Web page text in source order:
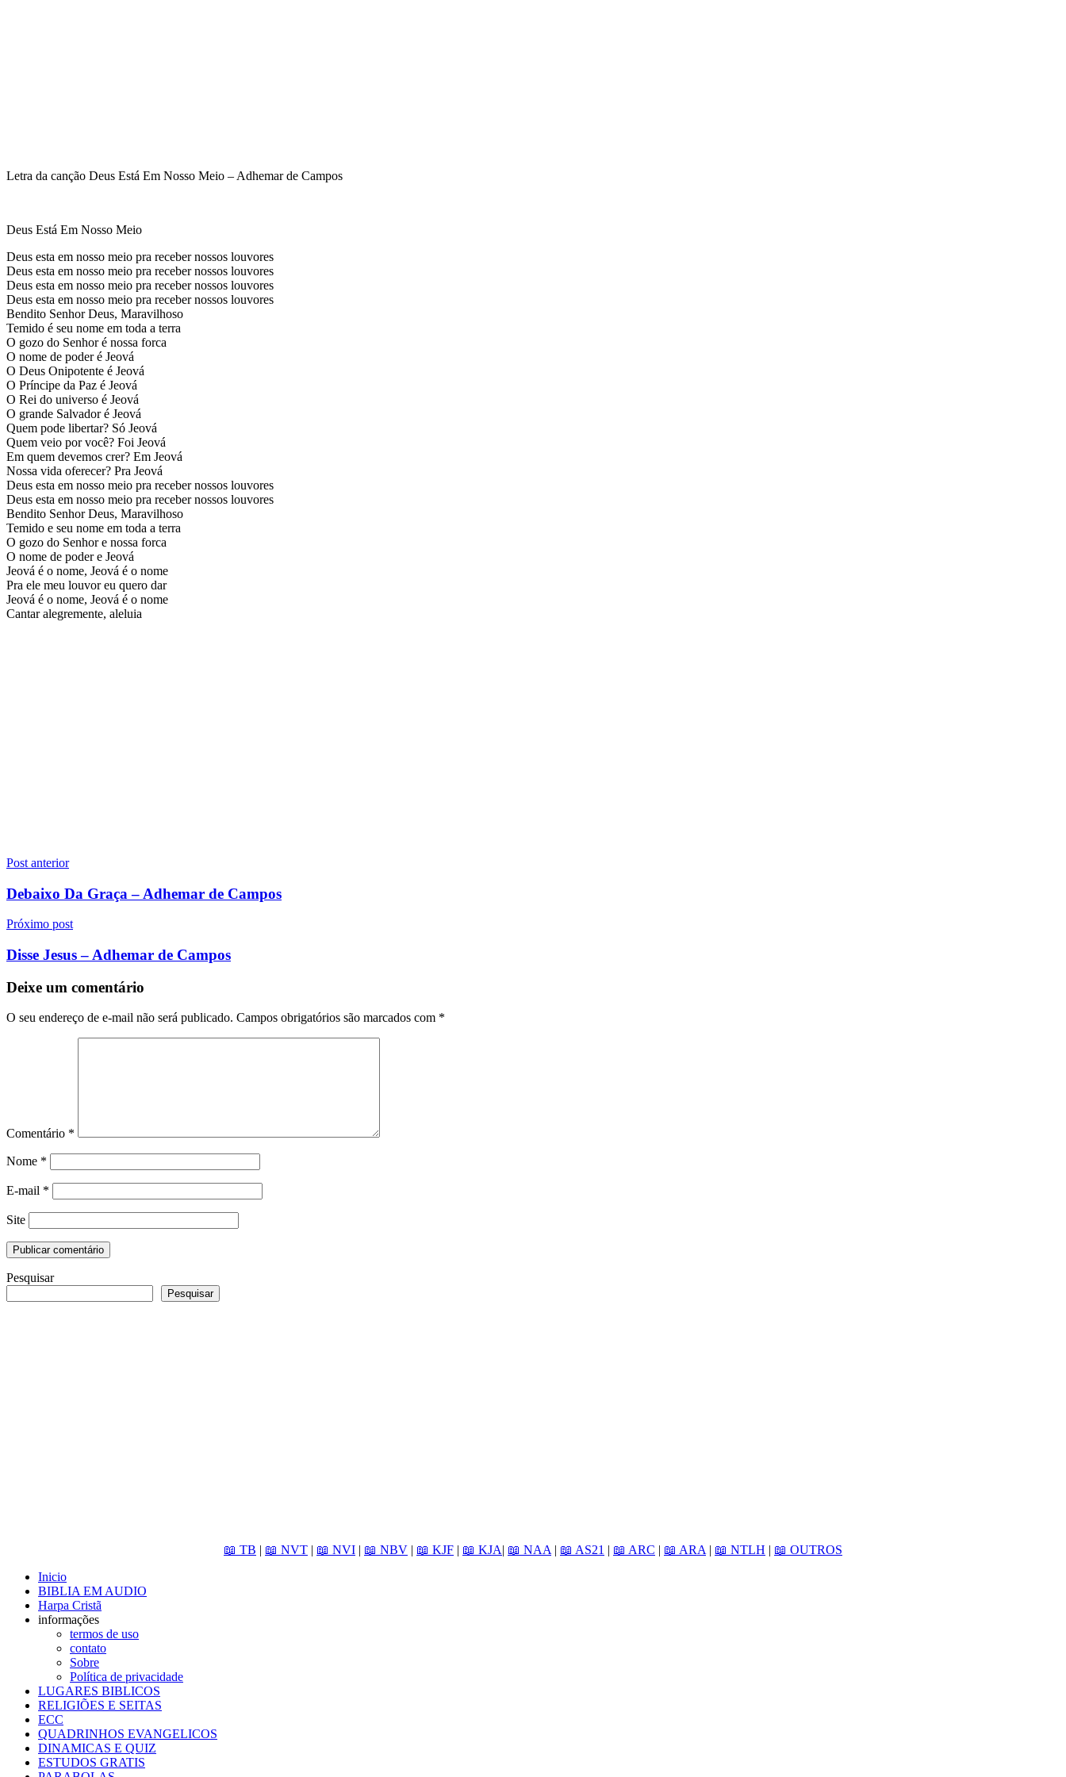
Letra da canção Deus Está Em Nosso Meio – Adhemar de Campos
Deus Está Em Nosso Meio
Deus esta em nosso meio pra receber nossos louvores
Deus esta em nosso meio pra receber nossos louvores
Deus esta em nosso meio pra receber nossos louvores
Deus esta em nosso meio pra receber nossos louvores
Bendito Senhor Deus, Maravilhoso
Temido é seu nome em toda a terra
O gozo do Senhor é nossa forca
O nome de poder é Jeová
O Deus Onipotente é Jeová
O Príncipe da Paz é Jeová
O Rei do universo é Jeová
O grande Salvador é Jeová
Quem pode libertar? Só Jeová
Quem veio por você? Foi Jeová
Em quem devemos crer? Em Jeová
Nossa vida oferecer? Pra Jeová
Deus esta em nosso meio pra receber nossos louvores
Deus esta em nosso meio pra receber nossos louvores
Bendito Senhor Deus, Maravilhoso
Temido e seu nome em toda a terra
O gozo do Senhor e nossa forca
O nome de poder e Jeová
Jeová é o nome, Jeová é o nome
Pra ele meu louvor eu quero dar
Jeová é o nome, Jeová é o nome
Cantar alegremente, aleluia
Navegação
de
Post anterior
Debaixo Da Graça – Adhemar de Campos
Próximo post
Disse Jesus – Adhemar de Campos
Deixe um comentário
O seu endereço de e-mail não será publicado. Campos obrigatórios são marcados com *
Comentário *
Nome *
E-mail *
Site
Pesquisar
Pesquisar
📖 TB | 📖 NVT | 📖 NVI | 📖 NBV | 📖 KJF | 📖 KJA| 📖 NAA| 📖 AS21 | 📖 ARC | 📖 ARA| 📖 NTLH | 📖 OUTROS
Inicio
BIBLIA EM AUDIO
Harpa Cristã
informações
termos de uso
contato
Sobre
Política de privacidade
LUGARES BIBLICOS
RELIGIÕES E SEITAS
ECC
QUADRINHOS EVANGELICOS
DINAMICAS E QUIZ
ESTUDOS GRATIS